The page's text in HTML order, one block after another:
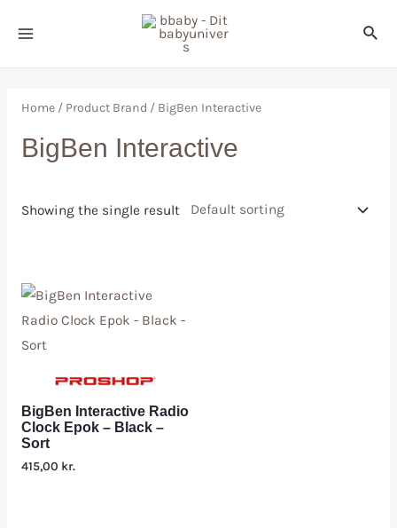
Home/ Product Brand / BigBen Interactive
BigBen Interactive
Showing the single result
BigBen Interactive Radio
Clock Epok – Black –
Sort
415,00 kr.